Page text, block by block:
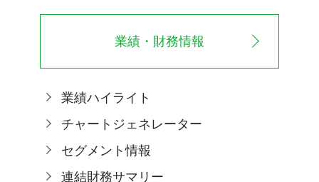
業績・財務情報
業績ハイライト
チャートジェネレーター
セグメント情報
連結財務サマリー